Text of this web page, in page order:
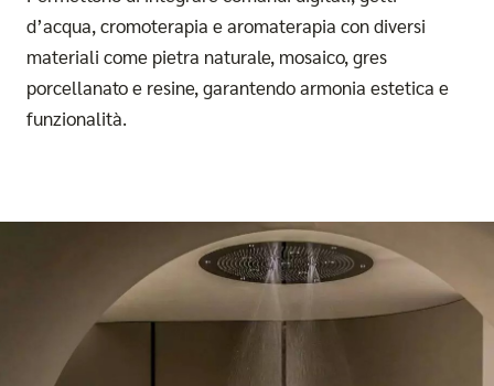
d’acqua, cromoterapia e aromaterapia con diversi
materiali come pietra naturale, mosaico, gres
porcellanato e resine, garantendo armonia estetica e
funzionalità.